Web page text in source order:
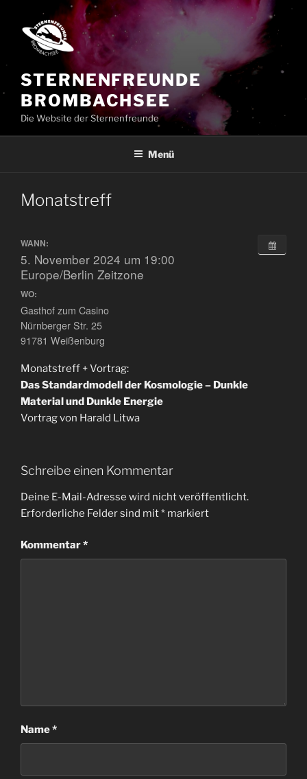
Inhalt
springen
STERNENFREUNDE
BROMBACHSEE
Die Website der Sternenfreunde
Menü
Monatstreff
WANN:
5. November 2024 um 19:00
Europe/Berlin Zeitzone
WO:
Gasthof zum Casino
Nürnberger Str. 25
91781 Weißenburg
Monatstreff + Vortrag:
Das Standardmodell der Kosmologie – Dunkle
Material und Dunkle Energie
Vortrag von Harald Litwa
Schreibe einen Kommentar
Deine E-Mail-Adresse wird nicht veröffentlicht.
Erforderliche Felder sind mit* markiert
Kommentar*
Name*